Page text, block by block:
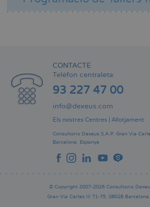
CONTACTE
Telèfon centraleta:
93 227 47 00
info@dexeus.com
Els nostres Centres Allotjament
Consultorio Dexeus S.A.P. Gran Via
Barcelona. Espanya
© Copyright 2007-2026 Consultorio
Gran Via Carles III 71-75. 08028